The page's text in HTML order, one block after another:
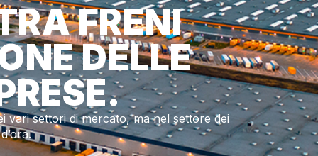
FRENI
DELLE
settori di mercato, ma nel settore dei